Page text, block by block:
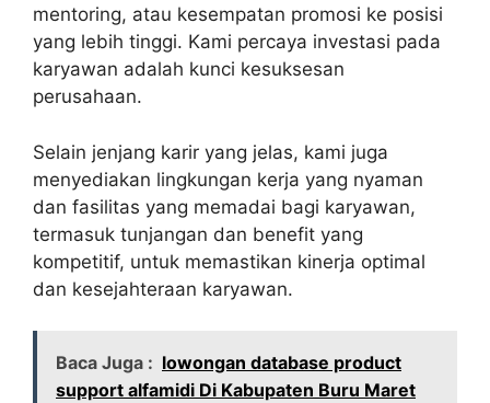
mentoring, atau kesempatan promosi ke posisi
yang lebih tinggi. Kami percaya investasi pada
karyawan adalah kunci kesuksesan
perusahaan.
Selain jenjang karir yang jelas, kami juga
menyediakan lingkungan kerja yang nyaman
dan fasilitas yang memadai bagi karyawan,
termasuk tunjangan dan benefit yang
kompetitif, untuk memastikan kinerja optimal
dan kesejahteraan karyawan.
Baca Juga : lowongan database product
support alfamidi Di Kabupaten Buru Maret